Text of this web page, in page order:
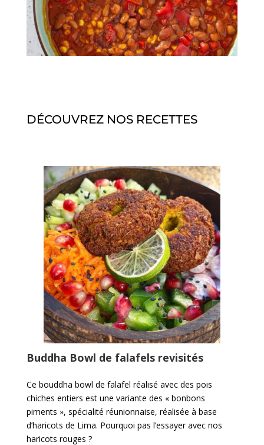
DÉCOUVREZ NOS RECETTES
Buddha Bowl de falafels revisités
Ce bouddha bowl de falafel réalisé avec des pois
chiches entiers est une variante des « bonbons
piments », spécialité réunionnaise, réalisée à base
d’haricots de Lima. Pourquoi pas l’essayer avec nos
haricots rouges ?